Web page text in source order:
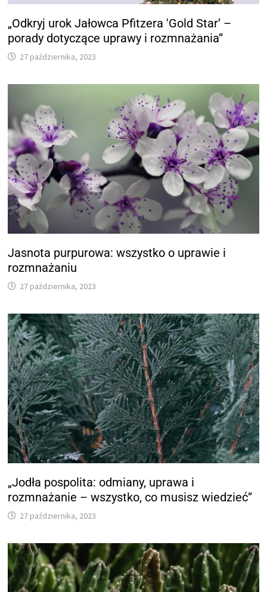
„Odkryj urok Jałowca Pfitzera 'Gold Star’ –
porady dotyczące uprawy i rozmnażania”
27 października, 2023
Jasnota purpurowa: wszystko o uprawie i
rozmnażaniu
27 października, 2023
„Jodła pospolita: odmiany, uprawa i
rozmnażanie – wszystko, co musisz wiedzieć”
27 października, 2023